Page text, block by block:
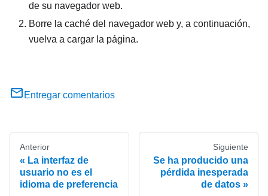
de su navegador web.
Borre la caché del navegador web y, a continuación,
vuelva a cargar la página.
Entregar comentarios
Anterior
La interfaz de
usuario no es el
idioma de preferencia
Siguiente
Se ha producido una
pérdida inesperada
de datos